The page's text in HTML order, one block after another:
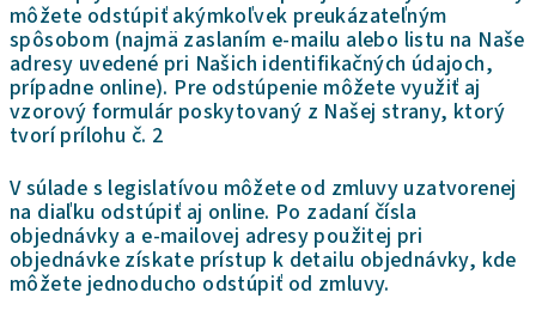
môžete odstúpiť akýmkoľvek preukázateľným
spôsobom (najmä zaslaním e-mailu alebo listu na Naše
adresy uvedené pri Našich identifikačných údajoch,
prípadne online). Pre odstúpenie môžete využiť aj
vzorový formulár poskytovaný z Našej strany, ktorý
tvorí prílohu č. 2
V súlade s legislatívou môžete od zmluvy uzatvorenej
na diaľku odstúpiť aj online. Po zadaní čísla
objednávky a e-mailovej adresy použitej pri
objednávke získate prístup k detailu objednávky, kde
môžete jednoducho odstúpiť od zmluvy.